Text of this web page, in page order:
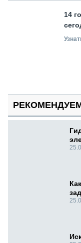
14